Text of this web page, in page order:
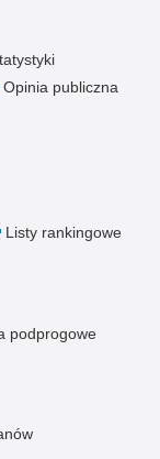
Opinia publiczna
Listy rankingowe
podprogowe